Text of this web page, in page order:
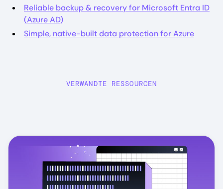
Reliable backup & recovery for Microsoft Entra ID
(Azure AD)
Simple, native-built data protection for Azure
VERWANDTE RESSOURCEN